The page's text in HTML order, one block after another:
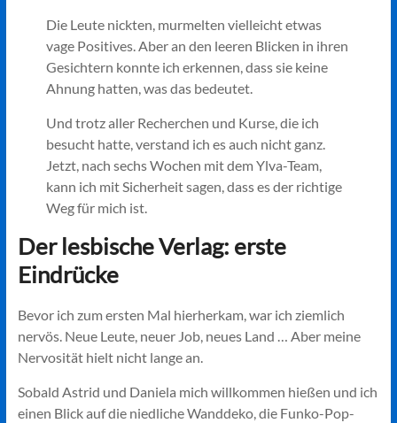
Die Leute nickten, murmelten vielleicht etwas
vage Positives. Aber an den leeren Blicken in ihren
Gesichtern konnte ich erkennen, dass sie keine
Ahnung hatten, was das bedeutet.
Und trotz aller Recherchen und Kurse, die ich
besucht hatte, verstand ich es auch nicht ganz.
Jetzt, nach sechs Wochen mit dem Ylva-Team,
kann ich mit Sicherheit sagen, dass es der richtige
Weg für mich ist.
Der lesbische Verlag: erste
Eindrücke
Bevor ich zum ersten Mal hierherkam, war ich ziemlich
nervös. Neue Leute, neuer Job, neues Land … Aber meine
Nervosität hielt nicht lange an.
Sobald Astrid und Daniela mich willkommen hießen und ich
einen Blick auf die niedliche Wanddeko, die Funko-Pop-